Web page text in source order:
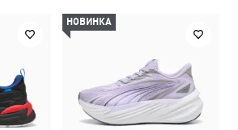
НОВИНКА